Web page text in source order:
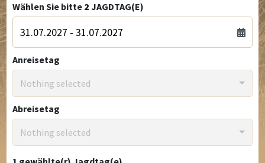
Wählen Sie bitte 2 JAGDTAG(E)
Anreisetag
Nothing selected
Abreisetag
Nothing selected